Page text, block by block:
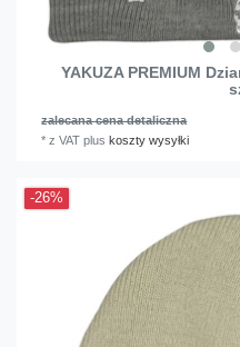
YAKUZA PREMIUM
zalecana cena detaliczna
*z VAT pluskoszty wysyłki
-26%